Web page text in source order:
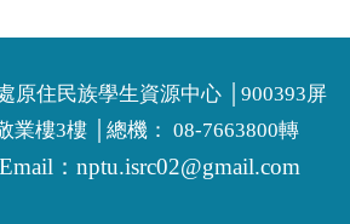
原住民族學生資源中心 │900393屏
業樓3樓 │總機： 08-7663800轉
： nptu.isrc02@gmail.com